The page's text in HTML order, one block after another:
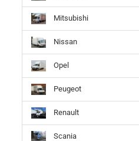
Mitsubishi
Nissan
Opel
Peugeot
Renault
Scania